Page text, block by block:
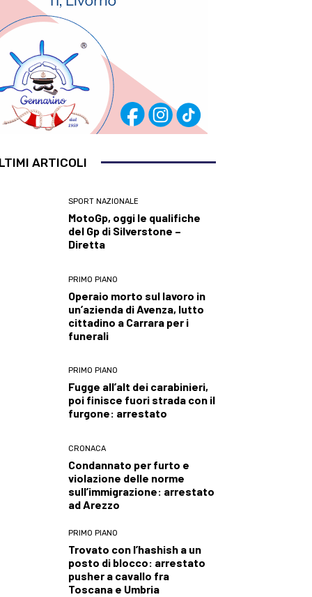
ARTICOLI
SPORT NAZIONALE
MotoGp, oggi le qualifiche
del Gp di Silverstone –
Diretta
PRIMO PIANO
Operaio morto sul lavoro in
un’azienda di Avenza, lutto
cittadino a Carrara per i
funerali
PRIMO PIANO
Fugge all’alt dei carabinieri,
poi finisce fuori strada con il
furgone: arrestato
CRONACA
Condannato per furto e
violazione delle norme
sull’immigrazione: arrestato
ad Arezzo
PRIMO PIANO
Trovato con l’hashish a un
posto di blocco: arrestato
pusher a cavallo fra
Toscana e Umbria